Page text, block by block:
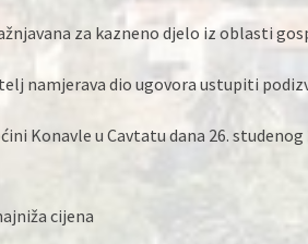
za kazneno djelo iz oblasti
namjerava dio ugovora ustupiti
Konavle u Cavtatu dana 26. studenog
cijena